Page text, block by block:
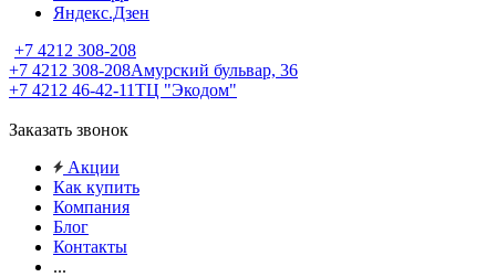
Яндекс.Дзен
+7 4212 308-208
+7 4212 308-208Амурский бульвар, 36
+7 4212 46-42-11ТЦ "Экодом"
Заказать звонок
Акции
Как купить
Компания
Блог
Контакты
...